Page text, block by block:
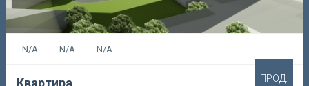
N/A N/A N/A
Квартира ПРОД.